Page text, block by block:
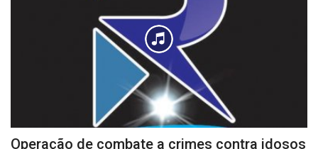
Operação de combate a crimes contra idosos